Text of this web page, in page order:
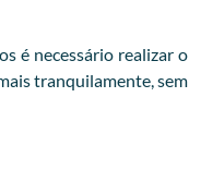
é necessário realizar o
tranquilamente, sem